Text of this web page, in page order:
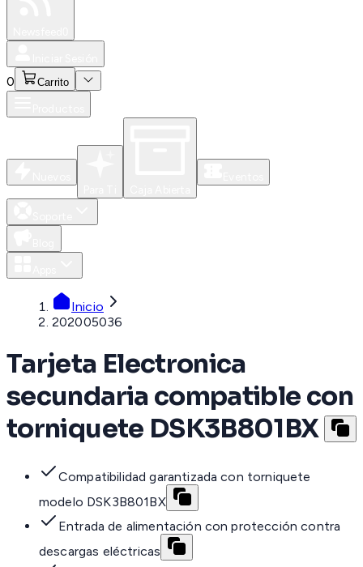
0 Carrito
Inicio
202005036
Tarjeta Electronica
secundaria compatible con
torniquete DSK3B801BX
Compatibilidad garantizada con torniquete
modelo DSK3B801BX
Entrada de alimentación con protección contra
descargas eléctricas